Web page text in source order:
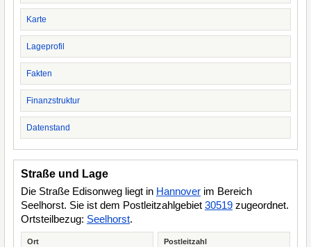
Karte
Lageprofil
Fakten
Finanzstruktur
Datenstand
Straße und Lage
Die Straße Edisonweg liegt in Hannover im Bereich
Seelhorst. Sie ist dem Postleitzahlgebiet 30519 zugeordnet.
Ortsteilbezug: Seelhorst.
Ort Postleitzahl